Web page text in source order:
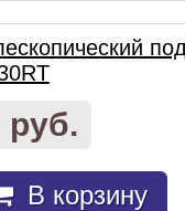
руб.
В корзину